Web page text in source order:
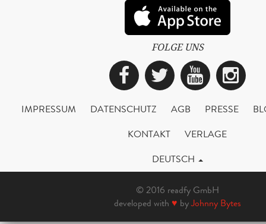
FOLGE UNS
Facebook
Twitter
IMPRESSUM DATENSCHUTZ AGB PRESSE
KONTAKT
VERLAGE
DEUTSCH
© 2016 readfy GmbH
developed with ♥ byJohnny Bytes